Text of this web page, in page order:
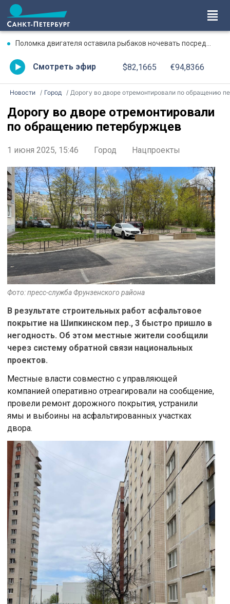
Поломка двигателя оставила рыбаков ночевать посреди Ладожского озера
Смотреть эфир $82,1665 €94,8366
Новости Город Дорогу во дворе отремонтировали по обращению петербуржцев
Дорогу во дворе отремонтировали
по обращению петербуржцев
1 июня 2025, 15:46 Город Нацпроекты
Фото: пресс-служба Фрунзенского района
В результате строительных работ асфальтовое
покрытие на Шипкинском пер., 3 быстро пришло в
негодность. Об этом местные жители сообщили
через систему обратной связи национальных
проектов.
Местные власти совместно с управляющей
компанией оперативно отреагировали на сообщение,
провели ремонт дорожного покрытия, устранили
ямы и выбоины на асфальтированных участках
двора.